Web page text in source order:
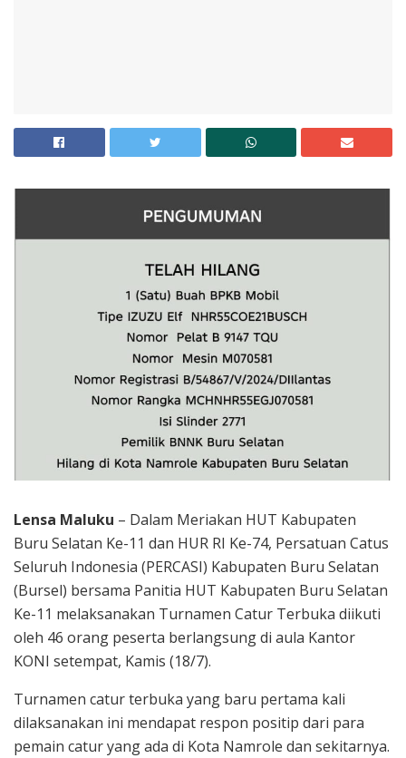
Lensa Maluku – Dalam Meriakan HUT Kabupaten
Buru Selatan Ke-11 dan HUR RI Ke-74, Persatuan Catus
Seluruh Indonesia (PERCASI) Kabupaten Buru Selatan
(Bursel) bersama Panitia HUT Kabupaten Buru Selatan
Ke-11 melaksanakan Turnamen Catur Terbuka diikuti
oleh 46 orang peserta berlangsung di aula Kantor
KONI setempat, Kamis (18/7).
Turnamen catur terbuka yang baru pertama kali
dilaksanakan ini mendapat respon positip dari para
pemain catur yang ada di Kota Namrole dan sekitarnya.